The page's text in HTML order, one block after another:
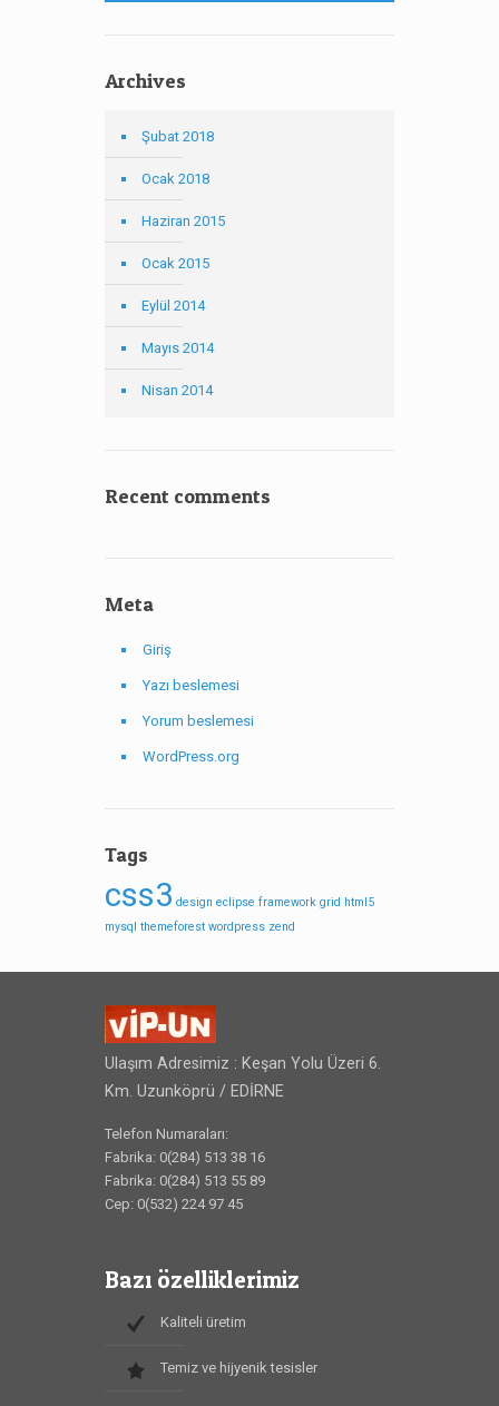
Archives
Şubat 2018
Ocak 2018
Haziran 2015
Ocak 2015
Eylül 2014
Mayıs 2014
Nisan 2014
Recent comments
Meta
Giriş
Yazı beslemesi
Yorum beslemesi
WordPress.org
Tags
css3 design eclipse framework grid html5
mysql themeforest wordpress zend
Ulaşım Adresimiz : Keşan Yolu Üzeri 6.
Km. Uzunköprü / EDİRNE
Telefon Numaraları:
Fabrika: 0(284) 513 38 16
Fabrika: 0(284) 513 55 89
Cep: 0(532) 224 97 45
Bazı özelliklerimiz
Kaliteli üretim
Temiz ve hijyenik tesisler